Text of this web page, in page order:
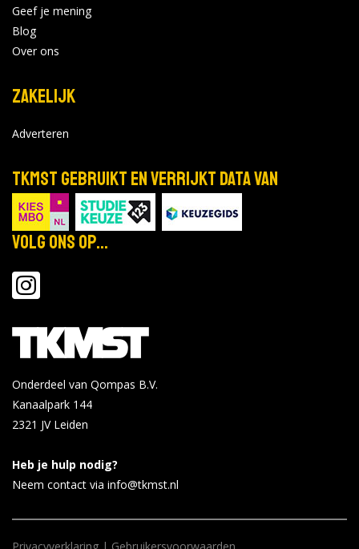
Geef je mening
Blog
Over ons
Zakelijk
Adverteren
TKMST gebruikt en verrijkt data van
Volg ons op...
Onderdeel van Qompas B.V.
Kanaalpark 144
2321 JV Leiden
Heb je hulp nodig?
Neem contact via info@tkmst.nl
Privacyverklaring | Gebruikersvoorwaarden